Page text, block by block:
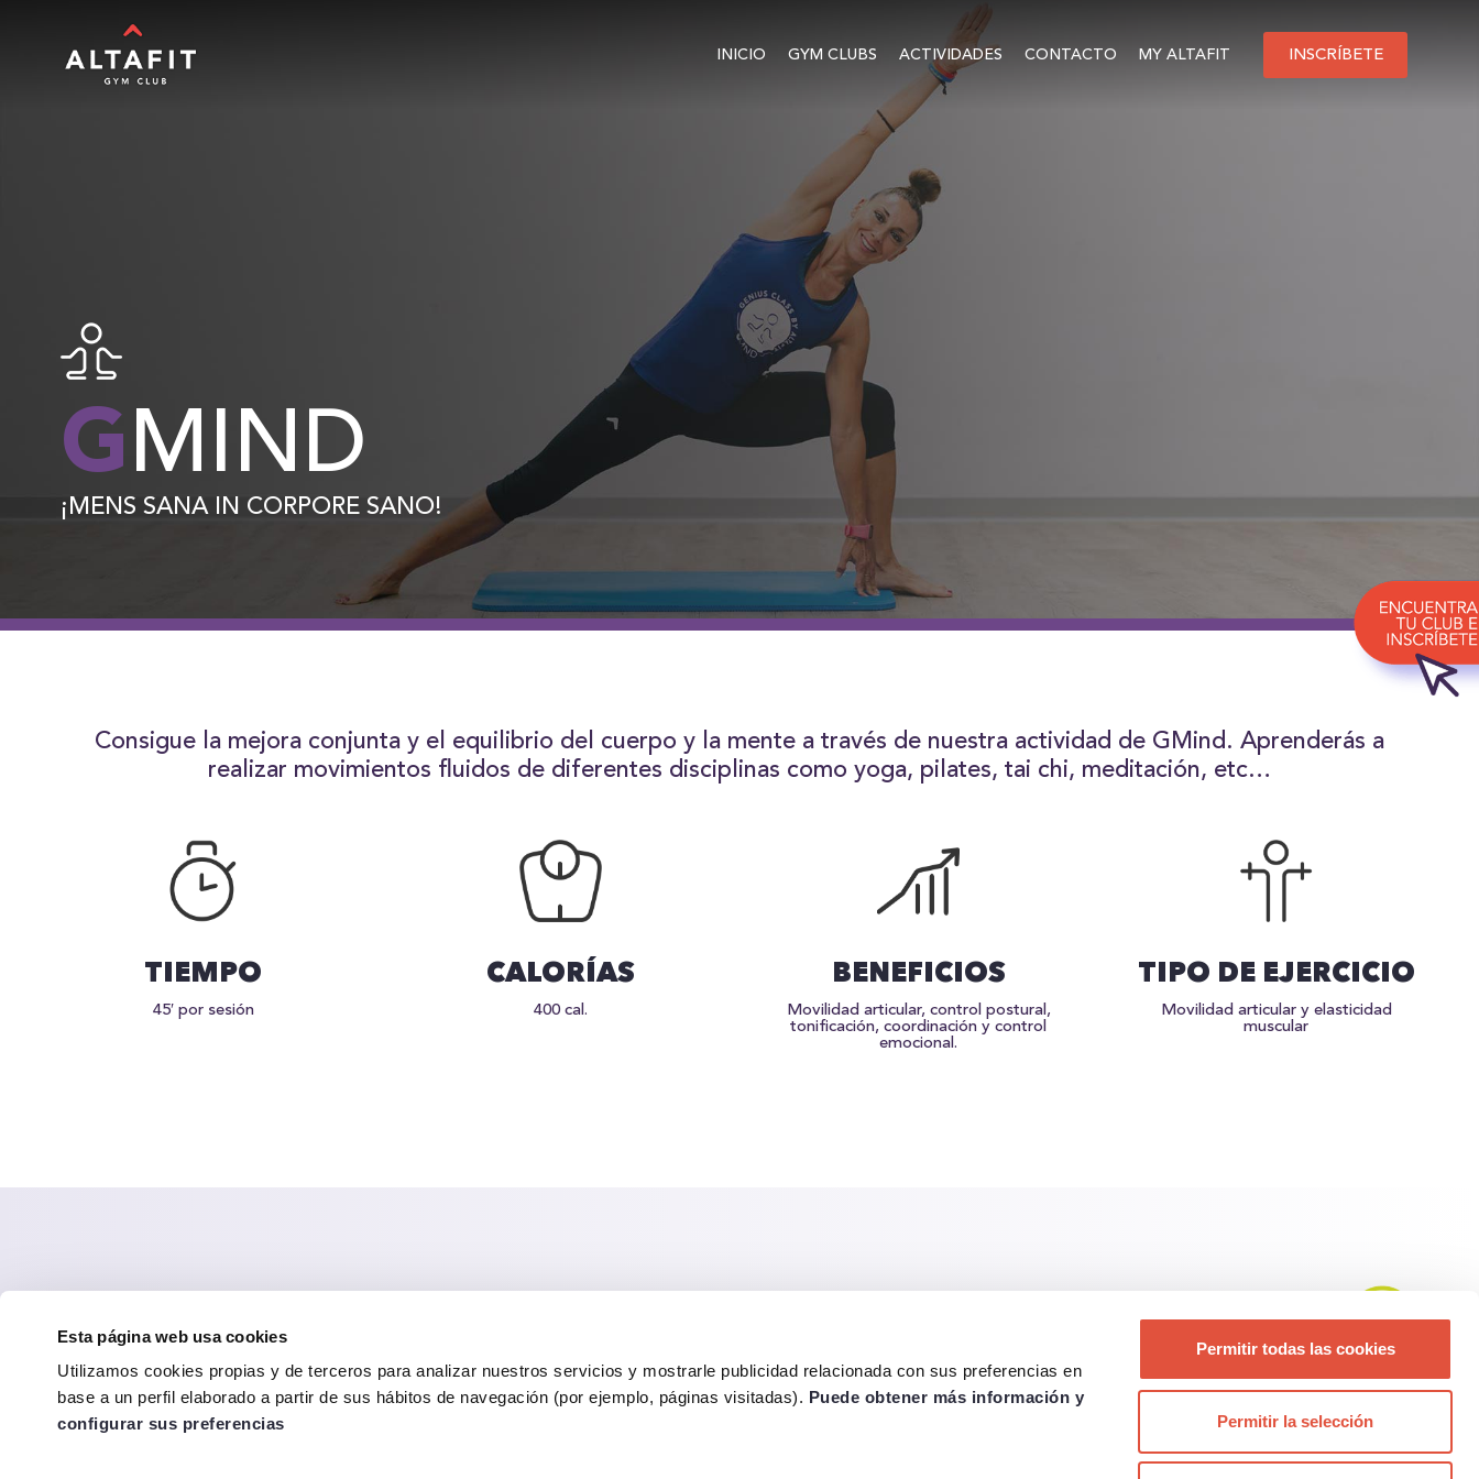
Esta página web usa cookies
Utilizamos cookies propias y de terceros para analizar nuestros servicios y mostrarle publicidad relacionada con sus preferencias en
base a un perfil elaborado a partir de sus hábitos de navegación (por ejemplo, páginas visitadas). Puede obtener más información y
configurar sus preferencias
Permitir todas las cookies
Permitir la selección
INICIO GYM CLUBS ACTIVIDADES CONTACTO MY ALTAFIT INSCRÍBETE
GMIND
¡MENS SANA IN CORPORE SANO!
Consigue la mejora conjunta y el equilibrio del cuerpo y la mente a través de nuestra actividad de GMind. Aprenderás a
realizar movimientos fluidos de diferentes disciplinas como yoga, pilates, tai chi, meditación, etc…
TIEMPO
45′ por sesión
CALORÍAS
400 cal.
BENEFICIOS
Movilidad articular, control postural,
tonificación, coordinación y control
emocional.
TIPO DE EJERCICIO
Movilidad articular y elasticidad
muscular
Altafit forma parte de laFundación España Activa. Para saber más pulsaaquí.